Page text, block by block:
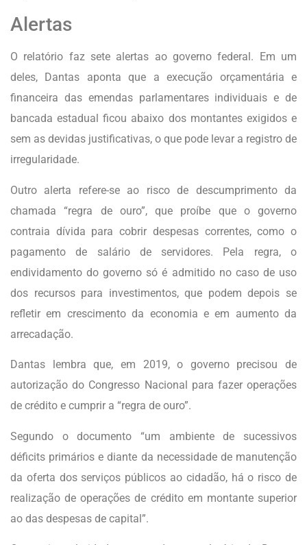
Alertas
O relatório faz sete alertas ao governo federal. Em um
deles, Dantas aponta que a execução orçamentária e
financeira das emendas parlamentares individuais e de
bancada estadual ficou abaixo dos montantes exigidos e
sem as devidas justificativas, o que pode levar a registro de
irregularidade.
Outro alerta refere-se ao risco de descumprimento da
chamada “regra de ouro”, que proíbe que o governo
contraia dívida para cobrir despesas correntes, como o
pagamento de salário de servidores. Pela regra, o
endividamento do governo só é admitido no caso de uso
dos recursos para investimentos, que podem depois se
refletir em crescimento da economia e em aumento da
arrecadação.
Dantas lembra que, em 2019, o governo precisou de
autorização do Congresso Nacional para fazer operações
de crédito e cumprir a “regra de ouro”.
Segundo o documento “um ambiente de sucessivos
déficits primários e diante da necessidade de manutenção
da oferta dos serviços públicos ao cidadão, há o risco de
realização de operações de crédito em montante superior
ao das despesas de capital”.